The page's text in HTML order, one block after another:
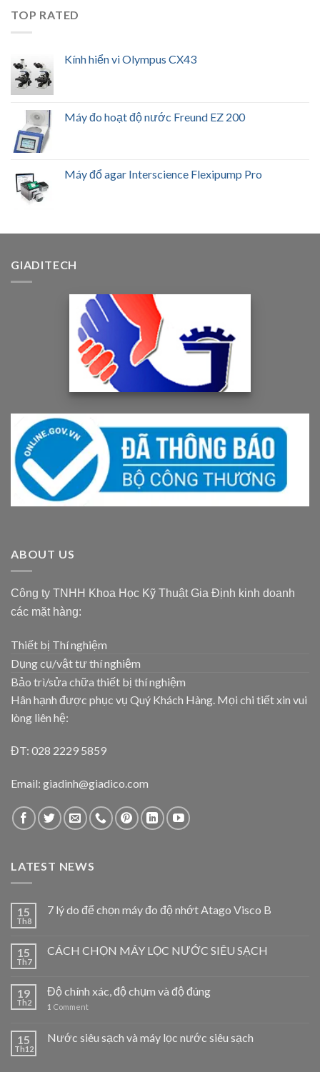
TOP RATED
Kính hiển vi Olympus CX43
Máy đo hoạt độ nước Freund EZ 200
Máy đổ agar Interscience Flexipump Pro
GIADITECH
ABOUT US
Công ty TNHH Khoa Học Kỹ Thuật Gia Định kinh doanh
các mặt hàng:
Thiết bị Thí nghiệm
Dụng cụ/vật tư thí nghiệm
Bảo trì/sửa chữa thiết bị thí nghiệm
Hân hạnh được phục vụ Quý Khách Hàng. Mọi chi tiết xin vui
lòng liên hệ:
ĐT: 028 2229 5859
Email: giadinh@giadico.com
LATEST NEWS
15
Th8
7 lý do để chọn máy đo độ nhớt Atago Visco B
15
Th7
CÁCH CHỌN MÁY LỌC NƯỚC SIÊU SẠCH
19
Th2
Độ chính xác, độ chụm và độ đúng
1 Comment
15
Th12
Nước siêu sạch và máy lọc nước siêu sạch